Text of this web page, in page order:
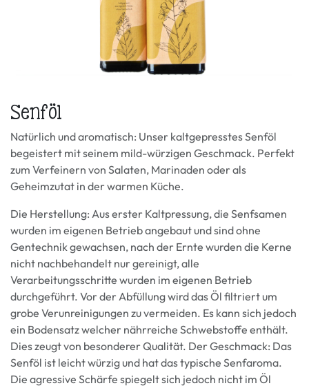
Senföl
Natürlich und aromatisch: Unser kaltgepresstes Senföl
begeistert mit seinem mild-würzigen Geschmack. Perfekt
zum Verfeinern von Salaten, Marinaden oder als
Geheimzutat in der warmen Küche.
Die Herstellung: Aus erster Kaltpressung, die Senfsamen
wurden im eigenen Betrieb angebaut und sind ohne
Gentechnik gewachsen, nach der Ernte wurden die Kerne
nicht nachbehandelt nur gereinigt, alle
Verarbeitungsschritte wurden im eigenen Betrieb
durchgeführt. Vor der Abfüllung wird das Öl filtriert um
grobe Verunreinigungen zu vermeiden. Es kann sich jedoch
ein Bodensatz welcher nährreiche Schwebstoffe enthält.
Dies zeugt von besonderer Qualität. Der Geschmack: Das
Senföl ist leicht würzig und hat das typische Senfaroma.
Die agressive Schärfe spiegelt sich jedoch nicht im Öl